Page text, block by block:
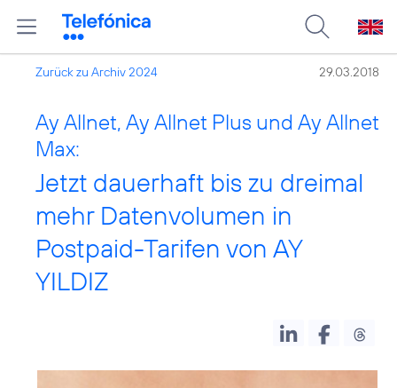
Zurück zu Archiv 2024 29.03.2018
Ay Allnet, Ay Allnet Plus und Ay Allnet
Max:
Jetzt dauerhaft bis zu dreimal
mehr Datenvolumen in
Postpaid-Tarifen von AY
YILDIZ